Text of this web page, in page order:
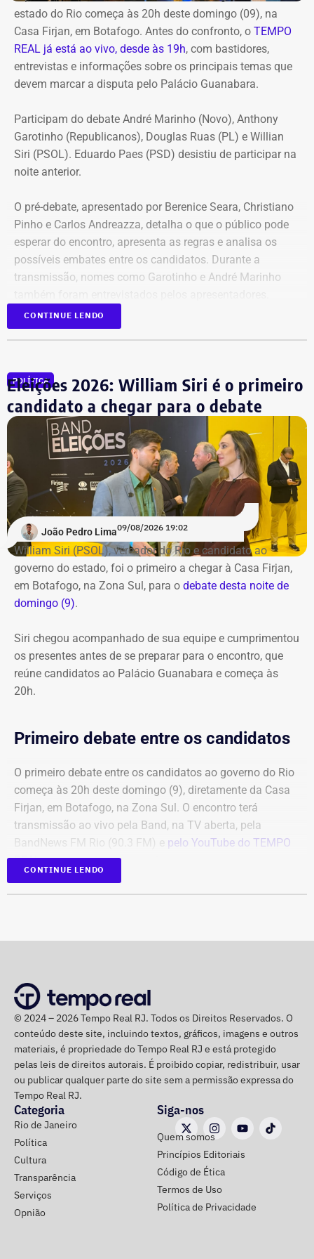
estado do Rio começa às 20h deste domingo (09), na
Casa Firjan, em Botafogo. Antes do confronto, o TEMPO
REAL já está ao vivo, desde às 19h, com bastidores,
entrevistas e informações sobre os principais temas que
devem marcar a disputa pelo Palácio Guanabara.
Participam do debate André Marinho (Novo), Anthony
Garotinho (Republicanos), Douglas Ruas (PL) e Willian
Siri (PSOL). Eduardo Paes (PSD) desistiu de participar na
noite anterior.
O pré-debate, apresentado por Berenice Seara, Christiano
Pinho e Carlos Andreazza, detalha o que o público pode
esperar do encontro, apresenta as regras e analisa os
possíveis embates entre os candidatos. Durante a
transmissão, nomes como Garotinho e André Marinho
Acompanhe a cobertura especial pelo YouTube e
CONTINUE LENDO
POLÍTICA
Eleições 2026: William Siri é o primeiro
candidato a chegar para o debate
João Pedro Lima09/08/2026 19:02
William Siri (PSOL), vereador do Rio e candidato ao
governo do estado, foi o primeiro a chegar à Casa Firjan,
em Botafogo, na Zona Sul, para o debate desta noite de
domingo (9).
Siri chegou acompanhado de sua equipe e cumprimentou
os presentes antes de se preparar para o encontro, que
reúne candidatos ao Palácio Guanabara e começa às
20h.
Primeiro debate entre os candidatos
O primeiro debate entre os candidatos ao governo do Rio
começa às 20h deste domingo (9), diretamente da Casa
Firjan, em Botafogo, na Zona Sul. O encontro terá
transmissão ao vivo pela Band, na TV aberta, pela
BandNews FM Rio (90.3 FM) e pelo YouTube do TEMPO
REAL, em parceria com a emissora.
Participam do debate André Marinho (Novo), Anthony
O público também poderá acompanhar a cobertura
especial do TEMPO REAL pelo Instagram do portal, com
transmissão e atualizações nos Stories.
CONTINUE LENDO
© 2024 – 2026 Tempo Real RJ. Todos os Direitos Reservados. O
conteúdo deste site, incluindo textos, gráficos, imagens e outros
materiais, é propriedade do Tempo Real RJ e está protegido
pelas leis de direitos autorais. É proibido copiar, redistribuir, usar
ou publicar qualquer parte do site sem a permissão expressa do
Tempo Real RJ.
Categoria
Rio de Janeiro
Política
Cultura
Transparência
Serviços
Opnião
Siga-nos
Quem somos
Princípios Editoriais
Código de Ética
Termos de Uso
Política de Privacidade